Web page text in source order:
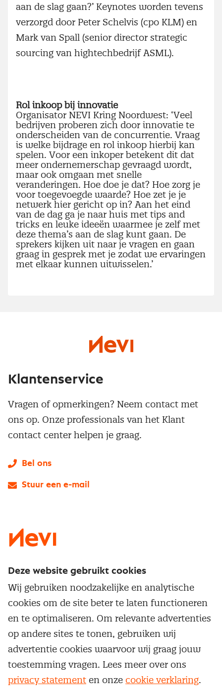
aan de slag gaan?’ Keynotes worden tevens
verzorgd door Peter Schelvis (cpo KLM) en
Mark van Spall (senior director strategic
sourcing van hightechbedrijf ASML).
Rol inkoop bij innovatie
Organisator NEVI Kring Noordwest: ‘Veel
bedrijven proberen zich door innovatie te
onderscheiden van de concurrentie. Vraag
is welke bijdrage en rol inkoop hierbij kan
spelen. Voor een inkoper betekent dit dat
meer ondernemerschap gevraagd wordt,
maar ook omgaan met snelle
veranderingen. Hoe doe je dat? Hoe zorg je
voor toegevoegde waarde? Hoe zet je je
netwerk hier gericht op in? Aan het eind
van de dag ga je naar huis met tips and
tricks en leuke ideeën waarmee je zelf met
deze thema’s aan de slag kunt gaan. De
sprekers kijken uit naar je vragen en gaan
graag in gesprek met je zodat we ervaringen
met elkaar kunnen uitwisselen.’
Service & contact
Over inkoop
Netwerk en communities
Aanmelden nieuwsbrief
Word lid van Nevi
Populaire thema's
Aanbesteden
Contractmanagement
Kostenmanagement
Onderhandelen
Opleidingen en trainingen
Trainingen
Opleidingen
Maatwerk
Klantenservice
Vragen of opmerkingen? Neem contact met
ons op. Onze professionals van het Klant
contact center helpen je graag.
Bel ons
Stuur een e-mail
Cookievoorkeuren beherenOnzealgemene
Deze website gebruikt cookies
Wij gebruiken noodzakelijke en analytische
cookies om de site beter te laten functioneren
en te optimaliseren. Om relevante advertenties
op andere sites te tonen, gebruiken wij
advertentie cookies waarvoor wij graag jouw
toestemming vragen. Lees meer over ons
privacy statement en onze cookie verklaring.